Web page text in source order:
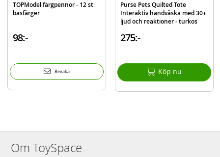
TOPModel färgpennor - 12 st
basfärger
98:-
Bevaka
Purse Pets Quilted Tote
Interaktiv handväska med 30+
ljud och reaktioner - turkos
275:-
Köp nu
Om ToySpace